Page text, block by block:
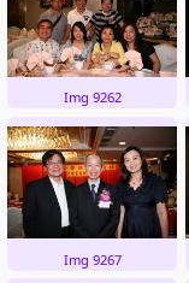
Img 9262
Img 9267